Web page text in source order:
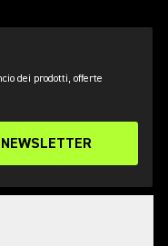
dei prodotti, offerte